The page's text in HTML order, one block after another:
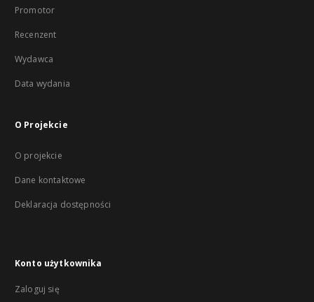
Promotor
Recenzent
Wydawca
Data wydania
O Projekcie
O projekcie
Dane kontaktowe
Deklaracja dostępności
Konto użytkownika
Zaloguj się